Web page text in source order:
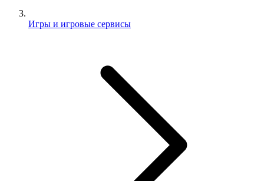
Игры и игровые сервисы